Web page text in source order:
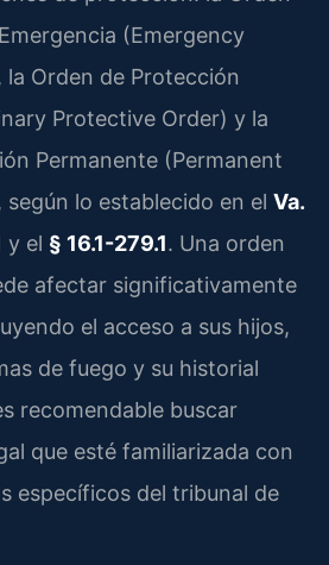
(Emergency
Orden de Protección
Protective Order) y la
Permanente (Permanent
lo establecido en el Va.
y el § 16.1-279.1. Una orden
afectar significativamente
el acceso a sus hijos,
de fuego y su historial
recomendable buscar
que esté familiarizada con
específicos del tribunal de